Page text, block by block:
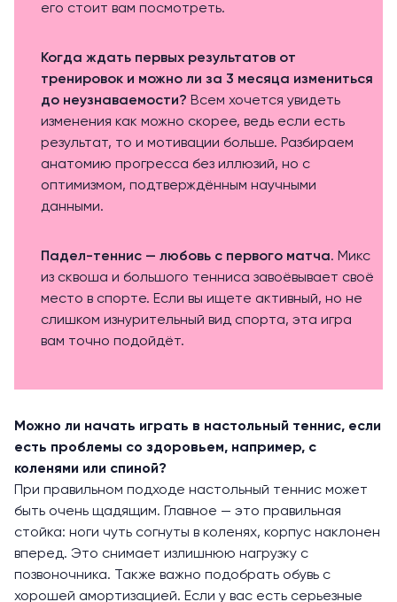
его стоит вам посмотреть.
Когда ждать первых результатов от
тренировок и можно ли за 3 месяца измениться
до неузнаваемости? Всем хочется увидеть
изменения как можно скорее, ведь если есть
результат, то и мотивации больше. Разбираем
анатомию прогресса без иллюзий, но с
оптимизмом, подтверждённым научными
данными.
Падел-теннис — любовь с первого матча. Микс
из сквоша и большого тенниса завоёвывает своё
место в спорте. Если вы ищете активный, но не
слишком изнурительный вид спорта, эта игра
вам точно подойдёт.
Можно ли начать играть в настольный теннис, если
есть проблемы со здоровьем, например, с
коленями или спиной?
При правильном подходе настольный теннис может
быть очень щадящим. Главное — это правильная
стойка: ноги чуть согнуты в коленях, корпус наклонен
вперед. Это снимает излишнюю нагрузку с
позвоночника. Также важно подобрать обувь с
хорошей амортизацией. Если у вас есть серьезные